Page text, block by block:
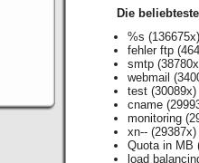
Die
%s
fehler ftp
smtp
webmail
test (30089x)
cname
monitoring
xn-- (29387x)
Quota in MB
load